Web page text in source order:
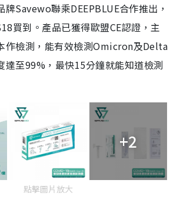
牌Savewo聯乘DEEPBLUE合作推出，
買到。產品已獲得歐盟CE認證，主
作檢測，能有效檢測Omicron及Delta
達至99%，最快15分鐘就能知道檢測
+2
點擊圖片放大